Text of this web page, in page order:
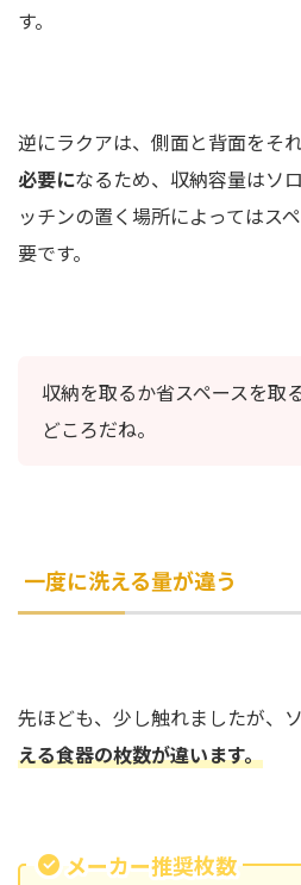
す。
逆にラクアは、側面と背面をそ
必要になるため、収納容量はソ
ッチンの置く場所によってはス
要です。
収納を取るか省スペースを取
どころだね。
一度に洗える量が違う
先ほども、少し触れましたが、
える食器の枚数が違います。
メーカー推奨枚数